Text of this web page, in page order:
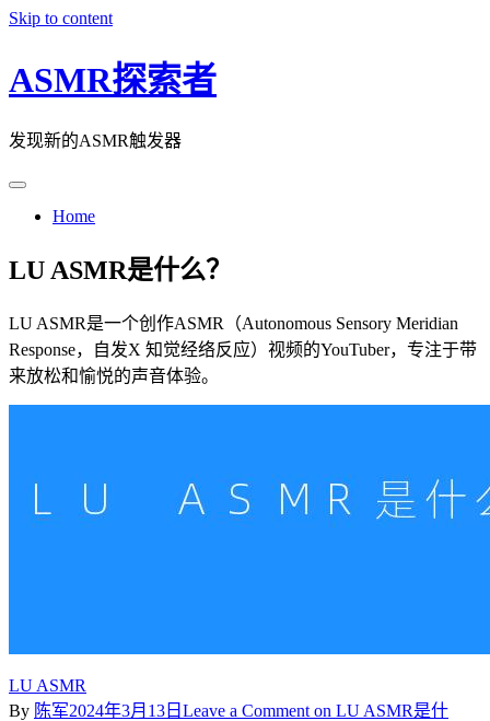
Skip to content
ASMR探索者
发现新的ASMR触发器
Home
LU ASMR是什么？
LU ASMR是一个创作ASMR（Autonomous Sensory Meridian
Response，自发X 知觉经络反应）视频的YouTuber，专注于带
来放松和愉悦的声音体验。
LU ASMR
By 陈军2024年3月13日 Leave a Comment on LU ASMR是什